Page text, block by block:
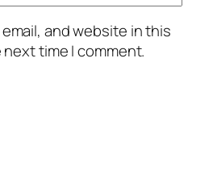
and website in this
time I comment.